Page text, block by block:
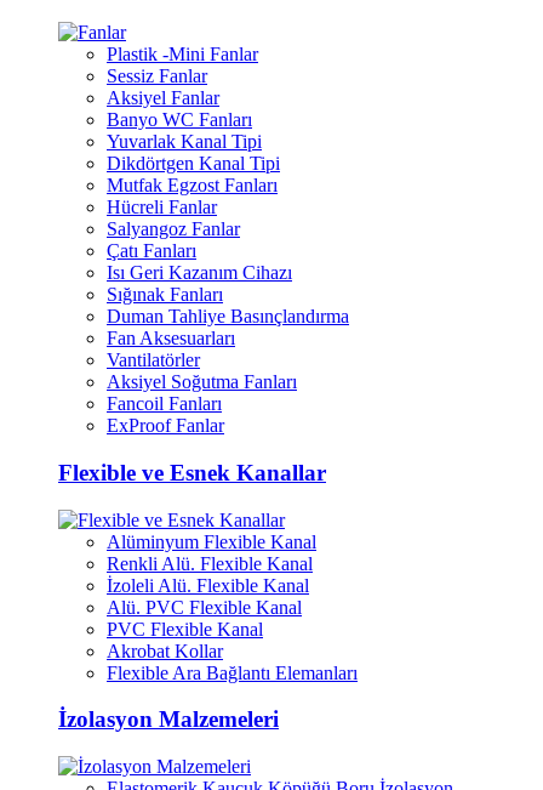
Plastik -Mini Fanlar
Sessiz Fanlar
Aksiyel Fanlar
Banyo WC Fanları
Yuvarlak Kanal Tipi
Dikdörtgen Kanal Tipi
Mutfak Egzost Fanları
Hücreli Fanlar
Salyangoz Fanlar
Çatı Fanları
Isı Geri Kazanım Cihazı
Sığınak Fanları
Duman Tahliye Basınçlandırma
Fan Aksesuarları
Vantilatörler
Aksiyel Soğutma Fanları
Fancoil Fanları
ExProof Fanlar
Flexible ve Esnek Kanallar
Alüminyum Flexible Kanal
Renkli Alü. Flexible Kanal
İzoleli Alü. Flexible Kanal
Alü. PVC Flexible Kanal
PVC Flexible Kanal
Akrobat Kollar
Flexible Ara Bağlantı Elemanları
İzolasyon Malzemeleri